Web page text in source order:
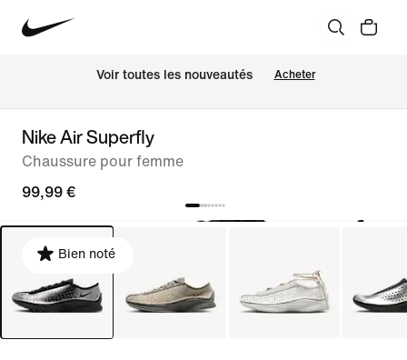
Voir toutes les nouveautés Acheter
Nike Air Superfly
Chaussure pour femme
99,99 €
Bien noté